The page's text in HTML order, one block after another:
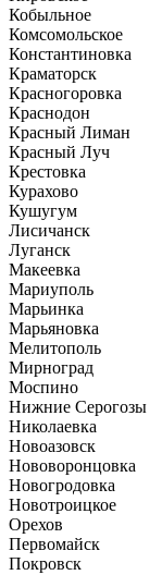
Кобыльное
Комсомольское
Константиновка
Краматорск
Красногоровка
Краснодон
Красный Лиман
Красный Луч
Крестовка
Курахово
Кушугум
Лисичанск
Луганск
Макеевка
Мариуполь
Марьинка
Марьяновка
Мелитополь
Мирноград
Моспино
Нижние Серогозы
Николаевка
Новоазовск
Нововоронцовка
Новогродовка
Новотроицкое
Орехов
Первомайск
Покровск